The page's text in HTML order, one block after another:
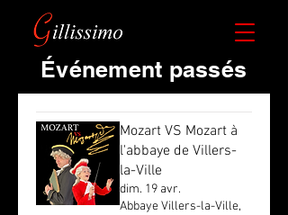
​Événement passés
Mozart VS Mozart à
l'abbaye de Villers-
la-Ville
dim. 19 avr.
Abbaye Villers-la-Ville,